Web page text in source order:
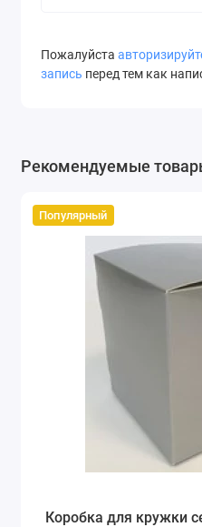
Пожалуйста
запись перед тем как
Рекомендуемые
Популярный
Коробка для кружки